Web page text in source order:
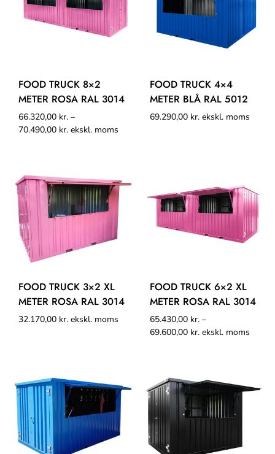
FOOD TRUCK 8×2
METER ROSA RAL 3014
66.320,00 kr. –
70.490,00 kr. ekskl. moms
FOOD TRUCK 4×4
METER BLÅ RAL 5012
69.290,00 kr. ekskl. moms
FOOD TRUCK 3×2 XL
METER ROSA RAL 3014
32.170,00 kr. ekskl. moms
FOOD TRUCK 6×2 XL
METER ROSA RAL 3014
65.430,00 kr. –
69.600,00 kr. ekskl. moms